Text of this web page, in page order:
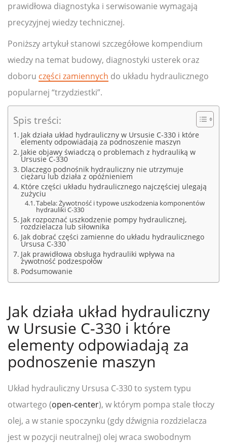
prawidłowa diagnostyka i serwisowanie wymagają
precyzyjnej wiedzy technicznej.
Poniższy artykuł stanowi szczegółowe kompendium
wiedzy na temat budowy, diagnostyki usterek oraz
doboru części zamiennych do układu hydraulicznego
popularnej “trzydziestki”.
Spis treści:
Jak działa układ hydrauliczny w Ursusie C-330 i które
elementy odpowiadają za podnoszenie maszyn
Jakie objawy świadczą o problemach z hydrauliką w
Ursusie C-330
Dlaczego podnośnik hydrauliczny nie utrzymuje
ciężaru lub działa z opóźnieniem
Które części układu hydraulicznego najczęściej ulegają
zużyciu
Tabela: Żywotność i typowe uszkodzenia komponentów
hydrauliki C-330
Jak rozpoznać uszkodzenie pompy hydraulicznej,
rozdzielacza lub siłownika
Jak dobrać części zamienne do układu hydraulicznego
Ursusa C-330
Jak prawidłowa obsługa hydrauliki wpływa na
żywotność podzespołów
Podsumowanie
Jak działa układ hydrauliczny
w Ursusie C-330 i które
elementy odpowiadają za
podnoszenie maszyn
Układ hydrauliczny Ursusa C-330 to system typu
otwartego (open-center), w którym pompa stale tłoczy
olej, a w stanie spoczynku (gdy dźwignia rozdzielacza
jest w pozycji neutralnej) olej wraca swobodnym